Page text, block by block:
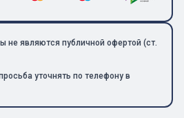
не являются публичной офертой (ст.
уточнять по телефону в